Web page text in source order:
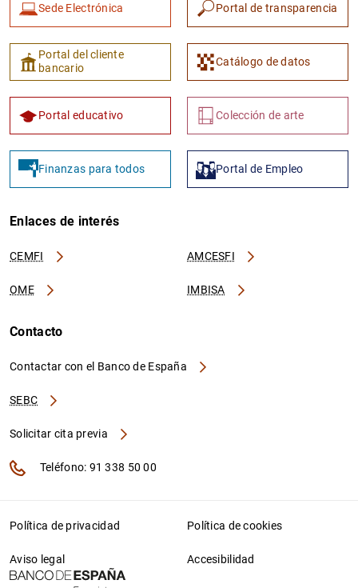
1 2
Sede Electrónica Portal de transparencia
Portal del cliente
bancario
Catálogo de datos
Portal educativo Colección de arte
Finanzas para todos Portal de Empleo
Enlaces de interés
CEMFI AMCESFI
OME IMBISA
Contacto
Contactar con el Banco de España
SEBC
Solicitar cita previa
Teléfono: 91 338 50 00
Política de privacidad Política de cookies
Aviso legal Accesibilidad